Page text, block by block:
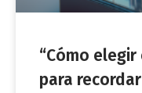
“Cómo
para